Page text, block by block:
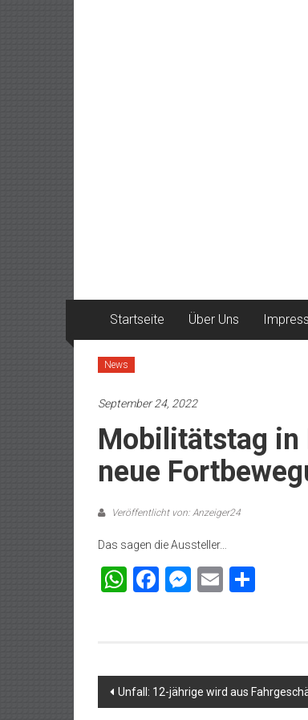
Startseite Über Uns
News
September 24, 2022
Mobilitätstag in
neue
Veröffentlicht von: Anzeiger24
Das sagen die Aussteller…
WhatsApp
Facebook
Messenger
Email
Beitragsnavigation
Unfall: 12-jährige wird aus